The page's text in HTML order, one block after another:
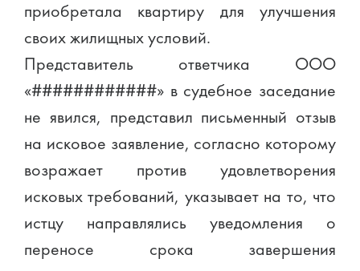
приобретала квартиру для улучшения
своих жилищных условий.
Представитель ответчика ООО
«############» в судебное заседание
не явился, представил письменный отзыв
на исковое заявление, согласно которому
возражает против удовлетворения
исковых требований, указывает на то, что
истцу направлялись уведомления о
переносе срока завершения